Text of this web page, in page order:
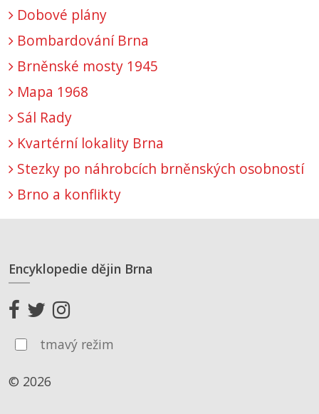
Dobové plány
Bombardování Brna
Brněnské mosty 1945
Mapa 1968
Sál Rady
Kvartérní lokality Brna
Stezky po náhrobcích brněnských osobností
Brno a konflikty
Encyklopedie dějin Brna
tmavý režim
© 2026